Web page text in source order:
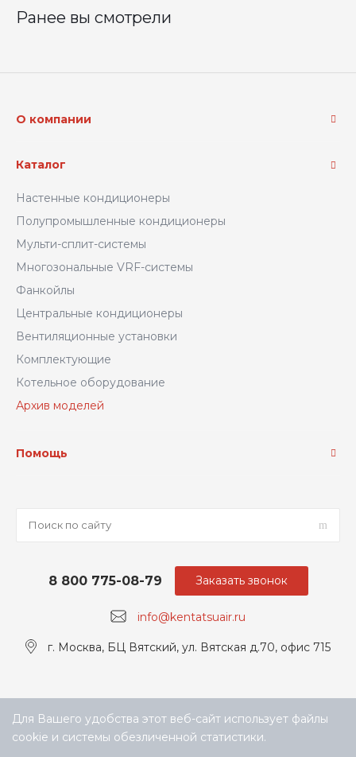
Ранее вы смотрели
О компании
Каталог
Настенные кондиционеры
Полупромышленные кондиционеры
Мульти-сплит-системы
Многозональные VRF-системы
Фанкойлы
Центральные кондиционеры
Вентиляционные установки
Комплектующие
Котельное оборудование
Архив моделей
Помощь
info@kentatsuair.ru
8 800 775-08-79
г. Москва, БЦ Вятский, ул. Вятская д.70, офис 715
Заказать звонок
Для Вашего удобства этот веб-сайт использует файлы
cookie и системы обезличенной статистики.